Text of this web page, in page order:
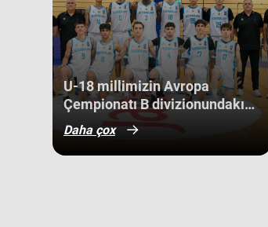
Kosovo kimi komandaları üstəliyə bilib.
gənc basketbolçularımız üçün həm
böyük uğurlar qazanmaq üçün
U-18 millimizin Avropa
Çempionatı B divizionundakı
oyunları yekunlaşıb.
Daha çox